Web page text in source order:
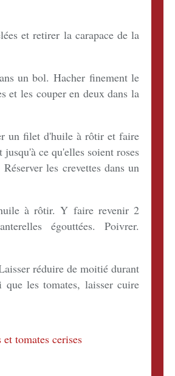
et retirer la carapace de la
un bol. Hacher finement le
et les couper en deux dans la
un filet d'huile à rôtir et faire
ce qu'elles soient roses
les crevettes dans un
à rôtir. Y faire revenir 2
égouttées. Poivrer.
réduire de moitié durant
les tomates, laisser cuire